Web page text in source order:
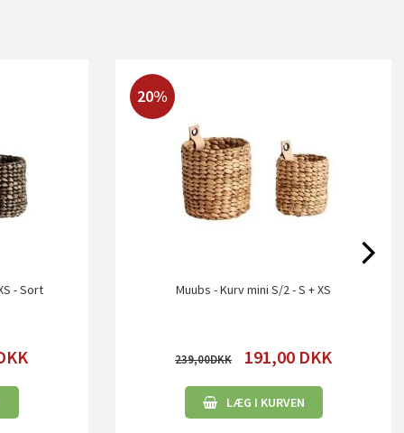
- Sort
20%
Muubs - Kurv mini S/2 - S + XS
239,00 191,00 DKK
LÆG I KURVEN